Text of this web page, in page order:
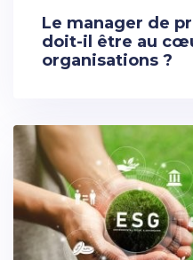
Le manager de
doit-il être au
organisations ?